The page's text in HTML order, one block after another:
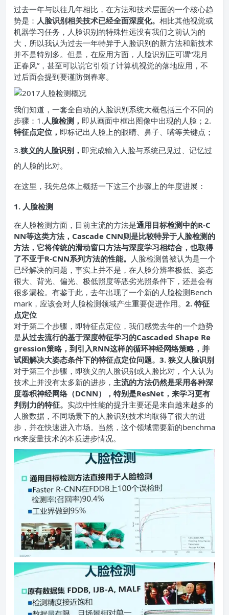
过去一年与以往几年相比，在方法和技术层面的一个核心趋
势是： 人脸识别相关技术已经全面深度化。 相比其他视觉或
机器学习任务，人脸识别的特殊性远没有我们之前认为的
大，所以我认为过去一年特异于人脸识别的新方法和新技术
并不是特别多。但是，在应用方面，人脸识别正可谓“花月
正春风”，甚至可以说它引领了计算机视觉的落地应用，不
过后面会提到要谨防倒春寒。
我们知道，一套全自动的人脸识别系统大概包括三个不同的
步骤：1. 人脸检测， 即从画面中框出图像中出现的人脸；2.
特征点定位， 即标记出人脸上的眼睛、鼻子、嘴等关键点；
3.狭义的人脸识别， 即完成输入人脸与系统已见过、记忆过
的人脸的比对。
在这里，我先总体上概括一下这三个步骤上的年度进展：
1. 人脸检测
在人脸检测方面，目前主流的方法是通用目标检测中的R-C
NN等这类方法，Cascade CNN则是比较特异于人脸检测的
方法，它将传统的滑动窗口方法与深度学习相结合，也取得
了不亚于R-CNN系列方法的性能。
人脸检测曾被认为是一个
已经解决的问题，事实上并不是，在人脸分辨率极低、姿态
很大、背光、偏光、极低照度等恶劣光照条件下，还是会有
很多漏检。有鉴于此，去年出现了一个新的人脸检测Bench
mark，应该会对人脸检测领域产生重要促进作用。 2. 特征
点定位
对于第二个步骤，即特征点定位，我们感觉去年的一个趋势
是从过去流行的基于深度特征学习的Cascaded Shape Re
gression策略，到引入RNN这样的循环神经网络策略，并
试图解决大姿态条件下的特征点定位问题。 3. 狭义人脸识别
对于第三个步骤，即狭义的人脸识别或人脸比对，个人认为
技术上并没有太多新的进步， 主流的方法仍然是采用各种深
度卷积神经网络（DCNN），特别是ResNet，来学习更有
判别力的特征。 实战中性能的提升主要还是来自越来越多的
人脸数据，不同场景下的人脸识别技术均取得了很大的进
步，并在快速进入市场。当然，这个领域需要新的benchma
rk来度量技术的本质进步情况。